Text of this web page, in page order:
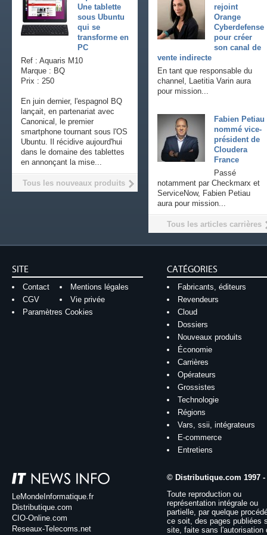
rejoint
Orange
Cyberdefense
pour créer
son canal de
vente indirecte
En tant que responsable du
channel, Laetitia Varin aura
pour mission...
Fabien Petiau
nommé vice-
président de
Cloudera
France
Passé
notamment par Checkmarx et
ServiceNow, Fabien Petiau
aura pour mission...
Tous les articles carrières
Une tablette
sous Ubuntu
qui se
transforme en
PC
Ref : Aquaris M10
Marque : BQ
Prix : 250
En juin dernier, l'espagnol BQ
lançait, en partenariat avec
Canonical, le premier
smartphone tournant sous l'OS
Ubuntu. Il récidive aujourd'hui
dans le domaine des tablettes
en annonçant la mise...
Tous les nouveaux produits
SITE
Contact
Mentions légales
CGV
Vie privée
Paramètres Cookies
CATÉGORIES
Fabricants, éditeurs
Revendeurs
Cloud
Dossiers
Nouveaux produits
Économie
Carrières
Opérateurs
Grossistes
Technologie
Régions
Vars, ssii, intégrateurs
E-commerce
Entretiens
LeMondeInformatique.fr
Distributique.com
CIO-Online.com
Reseaux-Telecoms.net
© Distributique.com 1997 -
Toute reproduction ou
représentation intégrale ou
partielle, par quelque
ce soit, des pages publiées
site, faite sans l'autorisation